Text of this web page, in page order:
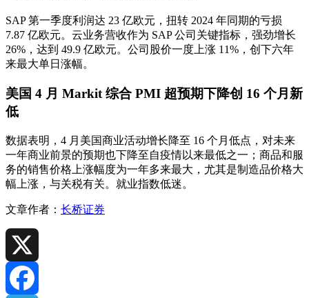
SAP 第一季度利润达 23 亿欧元，扭转 2024 年同期的亏损
7.87 亿欧元。云业务营收作为 SAP 公司关键指标，强劲增长
26%，达到 49.9 亿欧元。公司股价一度上涨 11%，创下六年
来最大单日涨幅。
美国 4 月 Markit 综合 PMI 超预期下降创 16 个月新
低
数据表明，4 月美国商业活动增长降至 16 个月低点，对未来
一年商业前景的预期也下降至自疫情以来最低之一；商品和服
务的销售价格上涨幅度为一年多来最大，尤其是制造品价格大
幅上涨，与关税有关。就业指数低迷。
文章作者： 长桥证券
X